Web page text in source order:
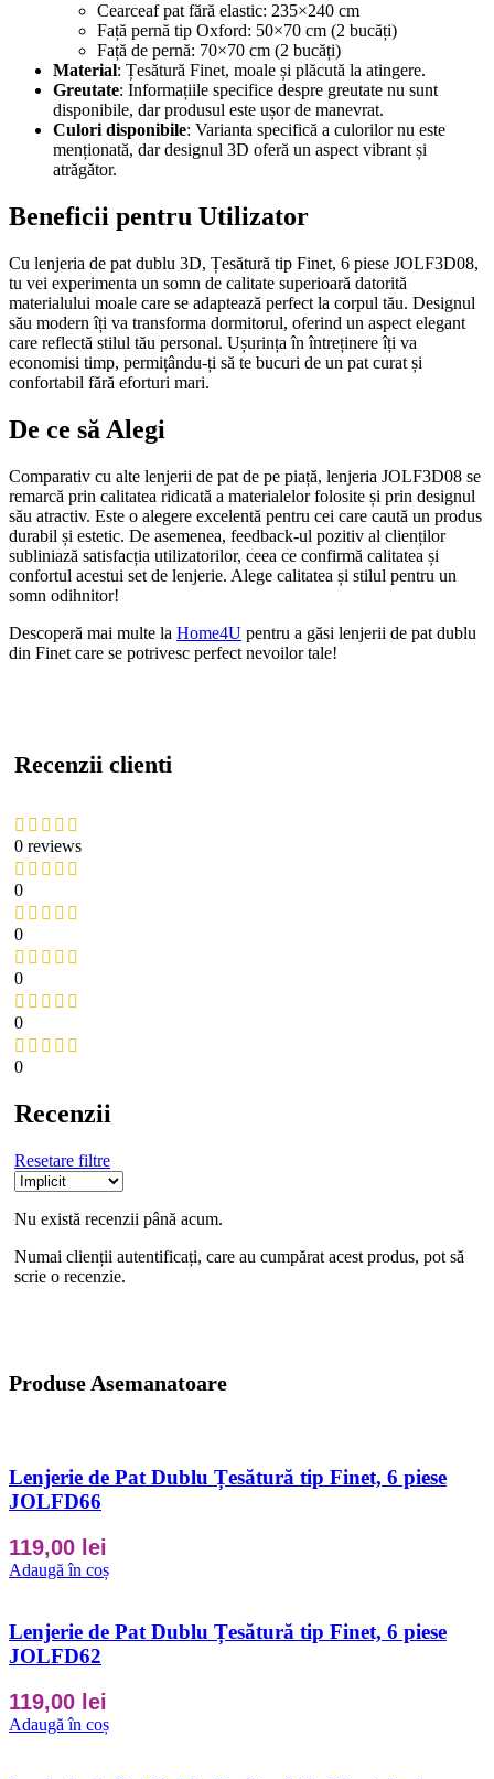
Cearceaf pat fără elastic: 235×240 cm
Față pernă tip Oxford: 50×70 cm (2 bucăți)
Față de pernă: 70×70 cm (2 bucăți)
Material: Țesătură Finet, moale și plăcută la atingere.
Greutate: Informațiile specifice despre greutate nu sunt
disponibile, dar produsul este ușor de manevrat.
Culori disponibile: Varianta specifică a culorilor nu este
menționată, dar designul 3D oferă un aspect vibrant și
atrăgător.
Beneficii pentru Utilizator
Cu lenjeria de pat dublu 3D, Țesătură tip Finet, 6 piese JOLF3D08,
tu vei experimenta un somn de calitate superioară datorită
materialului moale care se adaptează perfect la corpul tău. Designul
său modern îți va transforma dormitorul, oferind un aspect elegant
care reflectă stilul tău personal. Ușurința în întreținere îți va
economisi timp, permițându-ți să te bucuri de un pat curat și
confortabil fără eforturi mari.
De ce să Alegi
Comparativ cu alte lenjerii de pat de pe piață, lenjeria JOLF3D08 se
remarcă prin calitatea ridicată a materialelor folosite și prin designul
său atractiv. Este o alegere excelentă pentru cei care caută un produs
durabil și estetic. De asemenea, feedback-ul pozitiv al clienților
subliniază satisfacția utilizatorilor, ceea ce confirmă calitatea și
confortul acestui set de lenjerie. Alege calitatea și stilul pentru un
somn odihnitor!
Descoperă mai multe la Home4U pentru a găsi lenjerii de pat dublu
din Finet care se potrivesc perfect nevoilor tale!
Recenzii clienti
0 reviews
0
0
0
0
0
Recenzii
Resetare filtre
Nu există recenzii până acum.
Numai clienții autentificați, care au cumpărat acest produs, pot să
scrie o recenzie.
Produse Asemanatoare
Lenjerie de Pat Dublu Țesătură tip Finet, 6 piese
JOLFD66
119,00 lei
Adaugă în coș
Lenjerie de Pat Dublu Țesătură tip Finet, 6 piese
JOLFD62
119,00 lei
Adaugă în coș